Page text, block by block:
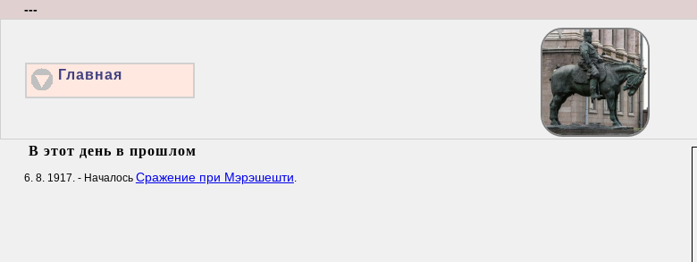
---
Главная
В этот день в прошлом
6. 8. 1917. - Началось Сражение при Мэрэшешти.